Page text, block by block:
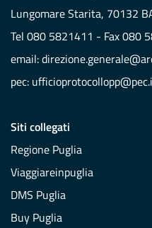
Lungomare Starita, 70132
Tel 080 5821411 - Fax 080
email:
pec:
Siti collegati
Regione Puglia
Viaggiareinpuglia
DMS Puglia
Buy Puglia